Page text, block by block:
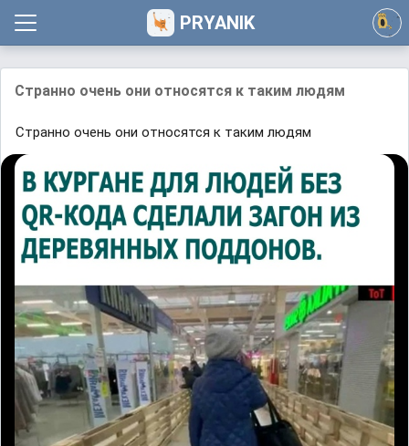
PRYANIK
Странно очень они относятся к таким людям
Странно очень они относятся к таким людям